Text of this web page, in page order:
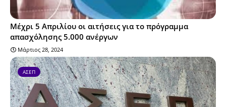
Μέχρι 5 Απριλίου οι αιτήσεις για το πρόγραμμα
απασχόλησης 5.000 ανέργων
Μάρτιος 28, 2024
ΑΣΕΠ